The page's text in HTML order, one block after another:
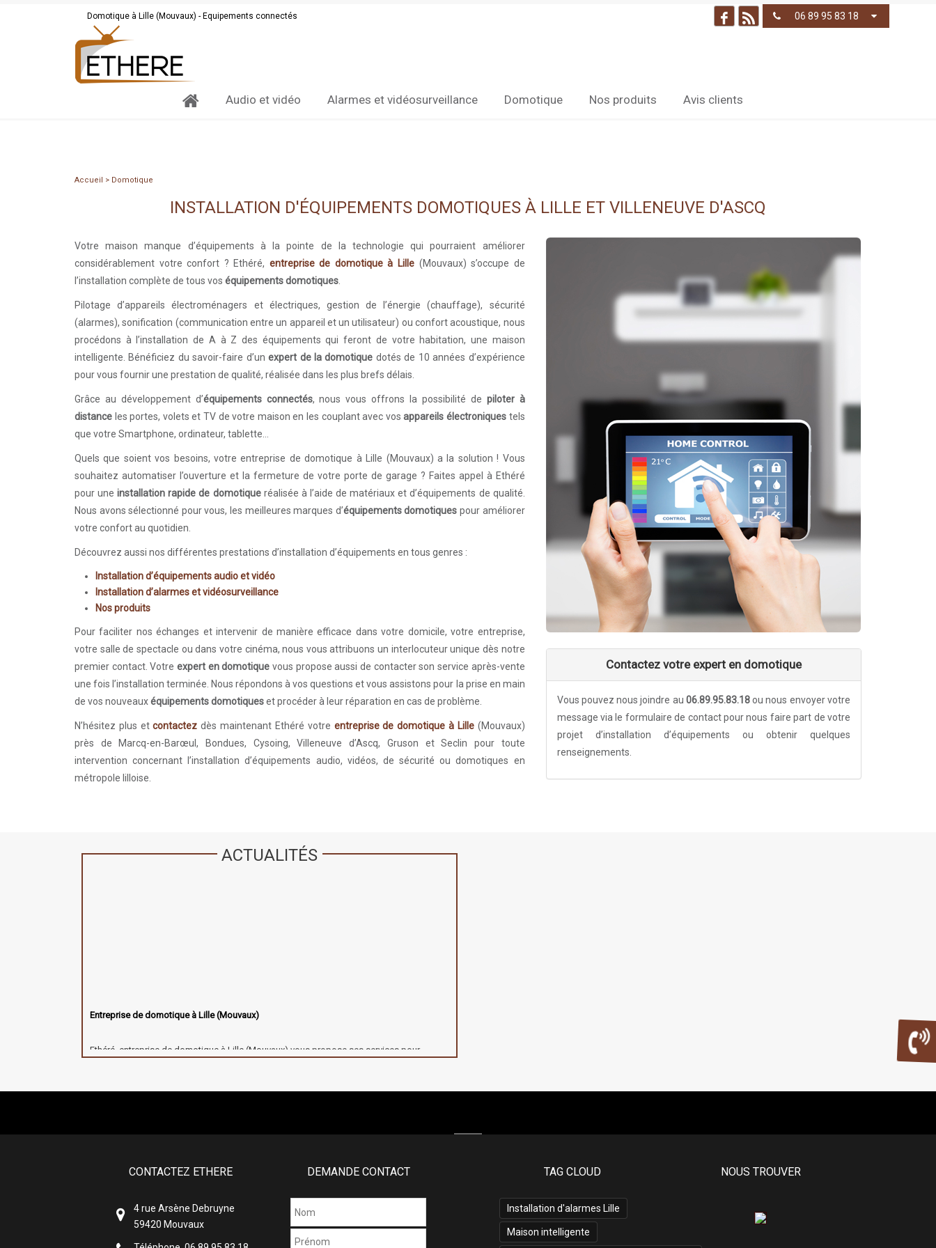
Domotique à Lille (Mouvaux) - Equipements connectés 06 89 95 83 18
Audio et vidéo Alarmes et vidéosurveillance Domotique Nos produits Avis clients
Accueil > Domotique
INSTALLATION D'ÉQUIPEMENTS DOMOTIQUES À LILLE ET VILLENEUVE D'ASCQ
Votre maison manque d’équipements à la pointe de la technologie qui pourraient améliorer
considérablement votre confort ? Ethéré, entreprise de domotique à Lille (Mouvaux) s’occupe de
l’installation complète de tous vos équipements domotiques
Pilotage d’appareils électroménagers et électriques, gestion de l’énergie (chauffage), sécurité
(alarmes), sonification (communication entre un appareil et un utilisateur) ou confort acoustique, nous
procédons à l’installation de A à Z des équipements qui feront de votre habitation, une maison
intelligente. Bénéficiez du savoir-faire d’unexpert de la domotique dotés de 10 années d’expérience
pour vous fournir une prestation de qualité, réalisée dans les plus brefs délais.
Grâce au développement d’équipements connectés, nous vous offrons la possibilité de piloter à
distance les portes, volets et TV de votre maison en les couplant avec vosappareils électroniques tels
que votre Smartphone, ordinateur, tablette…
Quels que soient vos besoins, votre entreprise de domotique à Lille (Mouvaux) a la solution ! Vous
souhaitez automatiser l’ouverture et la fermeture de votre porte de garage ? Faites appel à Ethéré
pour uneinstallation rapide de domotiqueréalisée à l’aide de matériaux et d’équipements de qualité.
Nous avons sélectionné pour vous, les meilleures marques d’équipements domotiques pour améliorer
votre confort au quotidien.
Découvrez aussi nos différentes prestations d’installation d’équipements en tous genres :
Installation d’équipements audio et vidéo
Installation d’alarmes et vidéosurveillance
Nos produits
Pour faciliter nos échanges et intervenir de manière efficace dans votre domicile, votre entreprise,
votre salle de spectacle ou dans votre cinéma, nous vous attribuons un interlocuteur unique dès notre
premier contact. Votre expert en domotique vous propose aussi de contacter son service après-vente
une fois l’installation terminée. Nous répondons à vos questions et vous assistons pour la prise en main
de vos nouveauxéquipements domotiqueset procéder à leur réparation en cas de problème.
N’hésitez plus etcontactez dès maintenant Ethéré votre entreprise de domotique à Lille(Mouvaux)
près de Marcq-en-Barœul, Bondues, Cysoing, Villeneuve d’Ascq, Gruson et Seclin pour toute
intervention concernant l’installation d’équipements audio, vidéos, de sécurité ou domotiques en
métropole lilloise.
Contactez votre expert en domotique
Vous pouvez nous joindre au 06.89.95.83.18ou nous envoyer votre
message via le formulaire de contact pour nous faire part de votre
projet d’installation d’équipements ou obtenir quelques
renseignements.
ACTUALITÉS
Entreprise de domotique à Lille (Mouvaux)
Ethéré, entreprise de domotique à Lille (Mouvaux) vous propose ses services pour
l'installation d'équipements audio et vidéo, d'équipements de sécurité ou d'équipements
années d'expérience pour vous conseiller sur les équipements adaptés à vos envies et
domotique près de Roubaix, Tourcoing, Villeneuve-d'Ascq, Cysoing, Seclin, Gruson,
CONTACTEZ ETHERE
4 rue Arsène Debruyne
59420 Mouvaux
DEMANDE CONTACT TAG CLOUD
Installation d'alarmes Lille
Maison intelligente
NOUS TROUVER